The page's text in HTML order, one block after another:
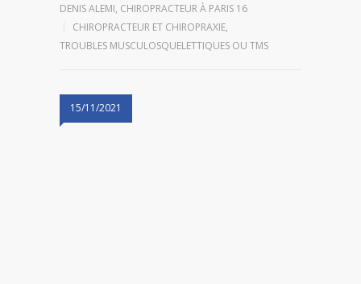
DENIS ALEMI, CHIROPRACTEUR À PARIS 16
CHIROPRACTEUR ET CHIROPRAXIE,
TROUBLES MUSCULOSQUELETTIQUES OU TMS
15/11/2021